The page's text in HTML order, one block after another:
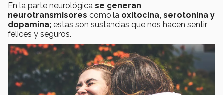
En la parte neurológica se generan
neurotransmisores como la oxitocina, serotonina y
dopamina; estas son sustancias que nos hacen sentir
felices y seguros.